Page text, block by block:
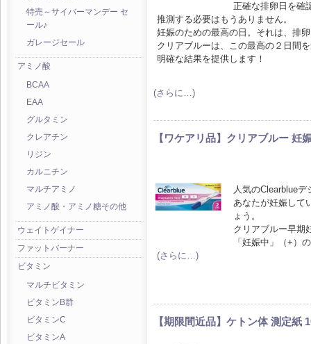
特売～サイバーマンデー セ
ール♪
ガレージセール
アミノ酸
BCAA
EAA
グルタミン
クレアチン
リジン
カルニチン
マルチアミノ
アミノ酸・アミノ糖その他
ウェイトゲイナー
ファットバーナー
ビタミン
マルチビタミン
ビタミンB群
ビタミンC
ビタミンA
正確な排卵日を確
推測する必要はもうありません。
妊娠のための最高の日。それは、排
クリアブルーは、この最高の２日間
明確な結果を提供します！
(さらに…)
【ワケアリ品】クリアブルー 妊
人気のClearblue
あなたが妊娠して
ょう。
クリアブルー早期
「妊娠中」（+）
(さらに…)
【期限間近品】ケトン体 測定紙